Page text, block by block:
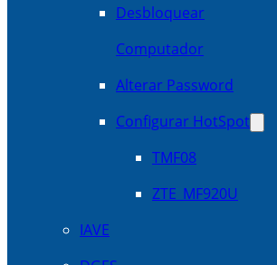
Desbloquear
Computador
Alterar Password
Configurar HotSpot
TMF08
ZTE_MF920U
IAVE